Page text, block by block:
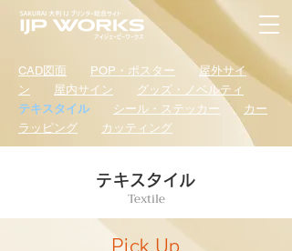
CAD図面 POP・ポスター
屋外サイ
ン
屋内サイン
グッズ・ノベルティ
テキスタイル
シール・ステッカー
カー
ラッピング
カッティング
テキスタイル
Textile
Pick Up